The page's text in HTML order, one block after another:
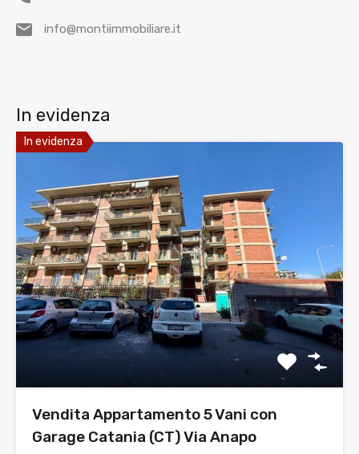
info@montiimmobiliare.it
In evidenza
In evidenza
Vendita Appartamento 5 Vani con
Garage Catania (CT) Via Anapo